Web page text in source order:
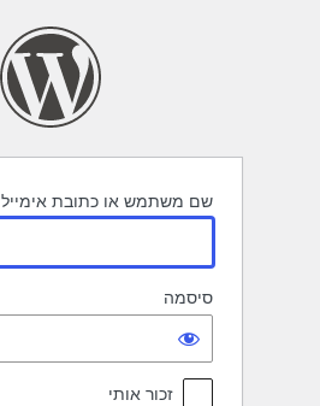
שם משתמש או כתובת אימייל
סיסמה
זכור אותי